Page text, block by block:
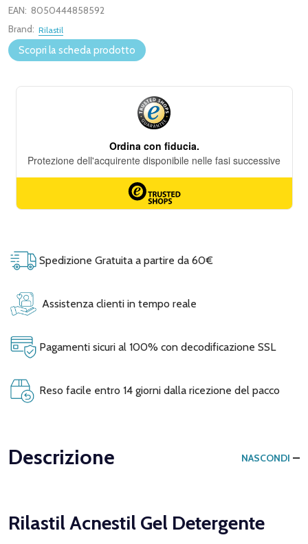
EAN: 8050444858592
Brand: Rilastil
Scopri la scheda prodotto
Spedizione Gratuita a partire da 60€
Assistenza clienti in tempo reale
Pagamenti sicuri al 100% con decodificazione SSL
Reso facile entro 14 giorni dalla ricezione del pacco
Descrizione NASCONDI
Rilastil Acnestil Gel Detergente